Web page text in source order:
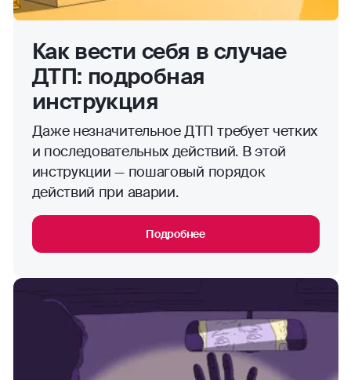
Как вести себя в случае
ДТП: подробная
инструкция
Даже незначительное ДТП требует четких
и последовательных действий. В этой
инструкции — пошаговый порядок
действий при аварии.
Подробнее